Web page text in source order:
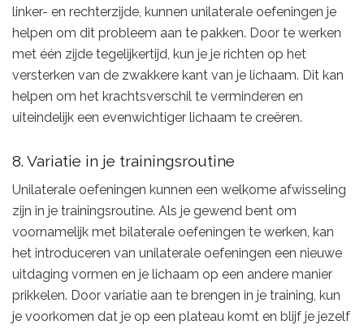
linker- en rechterzijde, kunnen unilaterale oefeningen je
helpen om dit probleem aan te pakken. Door te werken
met één zijde tegelijkertijd, kun je je richten op het
versterken van de zwakkere kant van je lichaam. Dit kan
helpen om het krachtsverschil te verminderen en
uiteindelijk een evenwichtiger lichaam te creëren.
8. Variatie in je trainingsroutine
Unilaterale oefeningen kunnen een welkome afwisseling
zijn in je trainingsroutine. Als je gewend bent om
voornamelijk met bilaterale oefeningen te werken, kan
het introduceren van unilaterale oefeningen een nieuwe
uitdaging vormen en je lichaam op een andere manier
prikkelen. Door variatie aan te brengen in je training, kun
je voorkomen dat je op een plateau komt en blijf je jezelf